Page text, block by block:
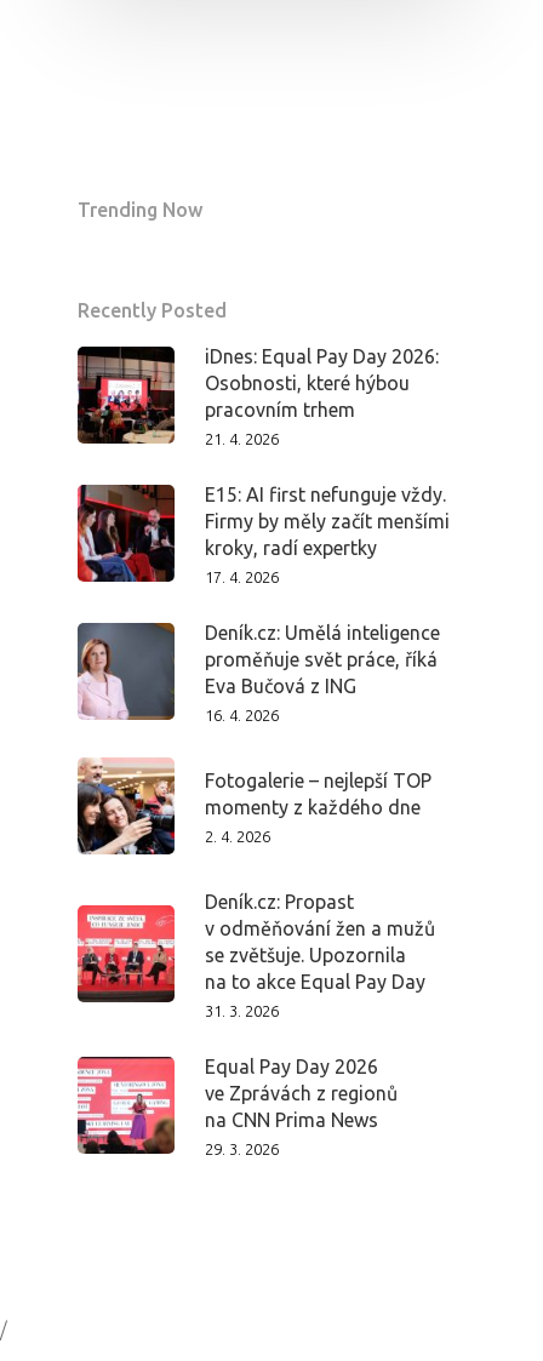
Trending Now
Recently Posted
iDnes: Equal Pay Day 2026:
Osobnosti, které hýbou
pracovním trhem
21. 4. 2026
E15: AI first nefunguje vždy.
Firmy by měly začít menšími
kroky, radí expertky
17. 4. 2026
Deník.cz: Umělá inteligence
proměňuje svět práce, říká
Eva Bučová z ING
16. 4. 2026
Fotogalerie – nejlepší TOP
momenty z každého dne
2. 4. 2026
Deník.cz: Propast
v odměňování žen a mužů
se zvětšuje. Upozornila
na to akce Equal Pay Day
31. 3. 2026
Equal Pay Day 2026
ve Zprávách z regionů
na CNN Prima News
29. 3. 2026
/